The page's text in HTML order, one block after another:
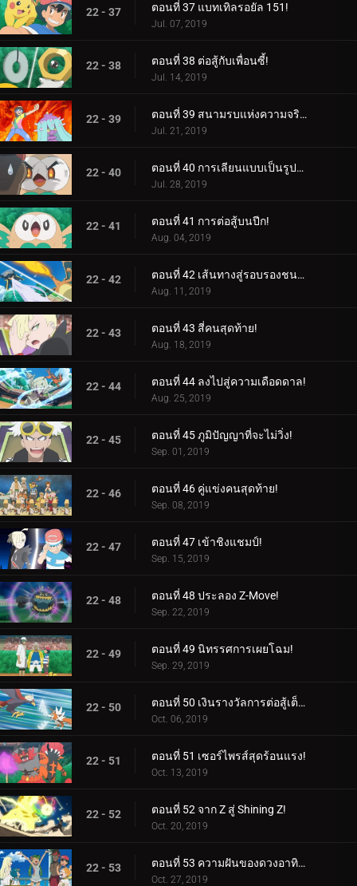
22 - 37 ตอนที่ 37 แบทเทิลรอยัล 151!
Jul. 07, 2019
22 - 38 ตอนที่ 38 ต่อสู้กับเพื่อนซี้!
Jul. 14, 2019
22 - 39 ตอนที่ 39 สนามรบแห่งความจริงและความรัก!
Jul. 21, 2019
22 - 40 ตอนที่ 40 การเลียนแบบเป็นรูปแบบกลยุทธ์ที่จริงใจที่สุด!
Jul. 28, 2019
22 - 41 ตอนที่ 41 การต่อสู้บนปีก!
Aug. 04, 2019
22 - 42 ตอนที่ 42 เส้นทางสู่รอบรองชนะเลิศ!
Aug. 11, 2019
22 - 43 ตอนที่ 43 สี่คนสุดท้าย!
Aug. 18, 2019
22 - 44 ตอนที่ 44 ลงไปสู่ความเดือดดาล!
Aug. 25, 2019
22 - 45 ตอนที่ 45 ภูมิปัญญาที่จะไม่วิ่ง!
Sep. 01, 2019
22 - 46 ตอนที่ 46 คู่แข่งคนสุดท้าย!
Sep. 08, 2019
22 - 47 ตอนที่ 47 เข้าชิงแชมป์!
Sep. 15, 2019
22 - 48 ตอนที่ 48 ประลอง Z-Move!
Sep. 22, 2019
22 - 49 ตอนที่ 49 นิทรรศการเผยโฉม!
Sep. 29, 2019
22 - 50 ตอนที่ 50 เงินรางวัลการต่อสู้เต็มรูปแบบ!
Oct. 06, 2019
22 - 51 ตอนที่ 51 เซอร์ไพรส์สุดร้อนแรง!
Oct. 13, 2019
22 - 52 ตอนที่ 52 จาก Z สู่ Shining Z!
Oct. 20, 2019
22 - 53 ตอนที่ 53 ความฝันของดวงอาทิตย์และดวงจันทร์!
Oct. 27, 2019